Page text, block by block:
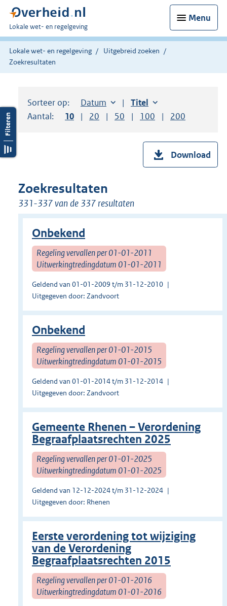
Menu
U
bent
hier:
Lokale wet- en regelgeving
Lokale wet- en regelgeving
Uitgebreid zoeken
Zoekresultaten
Sorteer op: Sorteer op:
Datum aflopendSorteer op:
Titel oplopend
Aantal:
Toon
10 resultaten per pagina
Toon
20 resultaten per pagina
Toon
50 resultaten per pagina
Toon
100 resultaten per
Toon
200
Download
Zoekresultaten
331-337 van de 337 resultaten
Onbekend
Regeling vervallen per 01-01-2011
Uitwerkingtredingdatum 01-01-2011
Geldend van 01-01-2009 t/m 31-12-2010
Uitgegeven door: Zandvoort
Onbekend
Regeling vervallen per 01-01-2015
Uitwerkingtredingdatum 01-01-2015
Geldend van 01-01-2014 t/m 31-12-2014
Uitgegeven door: Zandvoort
Gemeente Rhenen – Verordening
Begraafplaatsrechten 2025
Regeling vervallen per 01-01-2025
Uitwerkingtredingdatum 01-01-2025
Geldend van 12-12-2024 t/m 31-12-2024
Uitgegeven door: Rhenen
Eerste verordening tot wijziging
van de Verordening
Begraafplaatsrechten 2015
Regeling vervallen per 01-01-2016
Uitwerkingtredingdatum 01-01-2016